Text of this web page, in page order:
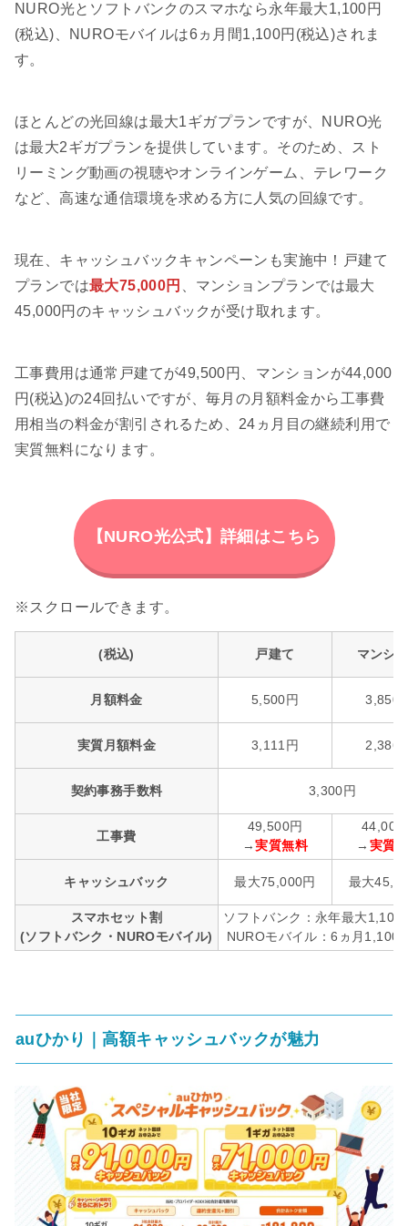
NURO光とソフトバンクのスマホなら永年最大1,100円
(税込)、NUROモバイルは6ヵ月間1,100円(税込)されま
す。
ほとんどの光回線は最大1ギガプランですが、NURO光
は最大2ギガプランを提供しています。そのため、スト
リーミング動画の視聴やオンラインゲーム、テレワーク
など、高速な通信環境を求める方に人気の回線です。
現在、キャッシュバックキャンペーンも実施中！戸建て
プランでは最大75,000円
、マンションプランでは最大
45,000円のキャッシュバックが受け取れます。
工事費用は通常戸建てが49,500円、マンションが44,000
円(税込)の24回払いですが、毎月の月額料金から工事費
用相当の料金が割引されるため、24ヵ月目の継続利用で
実質無料になります。
【NURO光公式】詳細はこちら
(税込) 戸建て マンシ
月額料金 5,500円 3,850
実質月額料金 3,111円 2,386
契約事務手数料 3,300円
工事費
49,500円
→実質無料
44,000
→ 実質
キャッシュバック 最大75,000円 最大
スマホセット割
(ソフトバンク・NUROモバイル)
ソフトバンク：永年最大1,100
NUROモバイル：6ヵ月1,100
auひかり｜高額キャッシュバックが魅力